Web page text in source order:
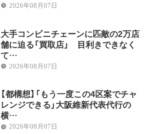
2026年08月07日
大手コンビニチェーンに匹敵の2万店
舗に迫る「買取店」 目利きできなく
て…
2026年08月07日
【都構想】「もう一度この4区案でチャ
レンジできる」大阪維新代表代行の
横…
2026年08月07日